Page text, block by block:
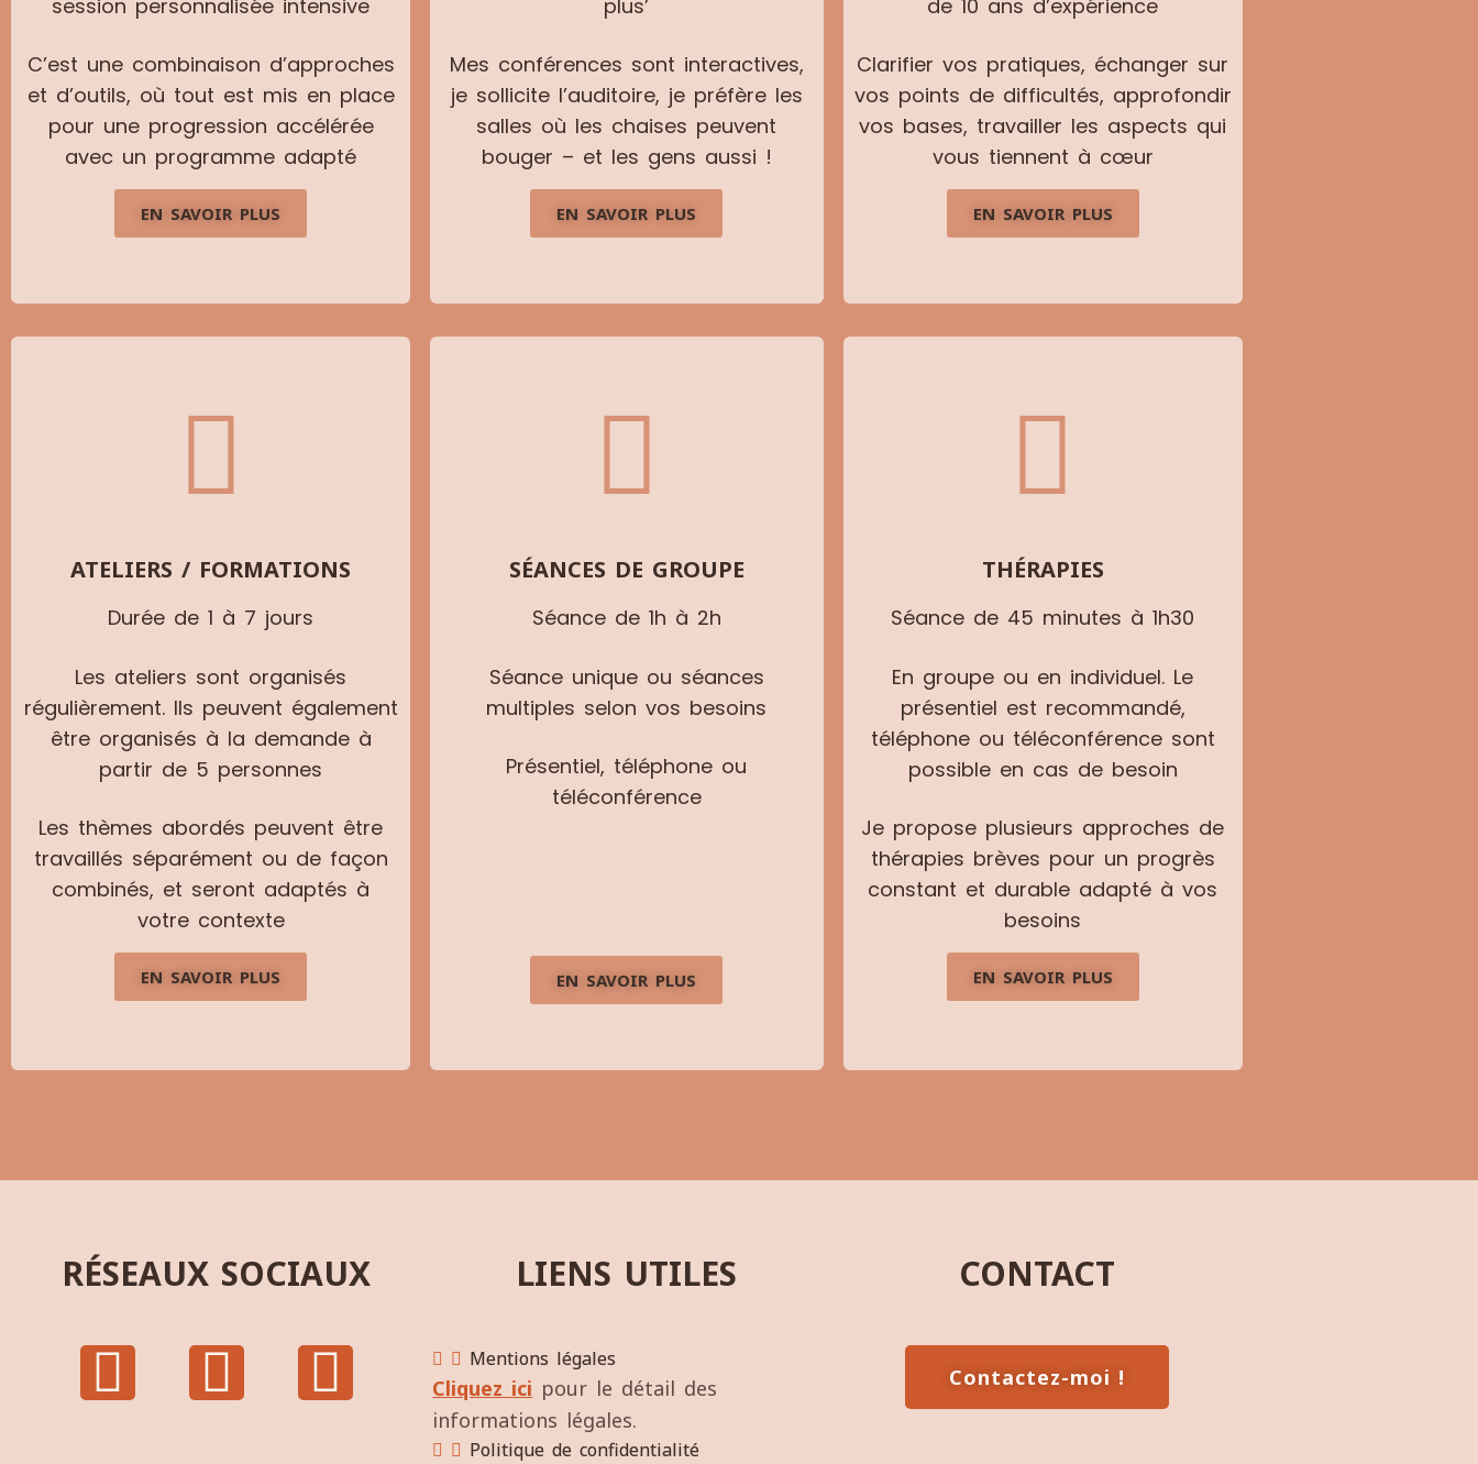
session personnalisée intensive
C’est une combinaison d’approches
et d’outils, où tout est mis en place
pour une progression accélérée
avec un programme adapté
EN SAVOIR PLUS
plus’
Mes conférences sont interactives,
je sollicite l’auditoire, je préfère les
salles où les chaises peuvent
bouger – et les gens aussi !
EN SAVOIR PLUS
de 10 ans d’expérience
Clarifier vos pratiques, échanger sur
vos points de difficultés, approfondir
vos bases, travailler les aspects qui
vous tiennent à cœur
EN SAVOIR PLUS
ATELIERS / FORMATIONS
Durée de 1 à 7 jours
Les ateliers sont organisés
régulièrement. Ils peuvent également
être organisés à la demande à
partir de 5 personnes
Les thèmes abordés peuvent être
travaillés séparément ou de façon
combinés, et seront adaptés à
votre contexte
EN SAVOIR PLUS
SÉANCES DE GROUPE
Séance de 1h à 2h
Séance unique ou séances
multiples selon vos besoins
Présentiel, téléphone ou
téléconférence
EN SAVOIR PLUS
THÉRAPIES
Séance de 45 minutes à 1h30
En groupe ou en individuel. Le
présentiel est recommandé,
téléphone ou téléconférence sont
possible en cas de besoin
Je propose plusieurs approches de
thérapies brèves pour un progrès
constant et durable adapté à vos
besoins
EN SAVOIR PLUS
RÉSEAUX SOCIAUX LIENS UTILES
Mentions légales
Cliquez ici pour le détail des
informations légales.
Politique de confidentialité
CONTACT
Contactez-moi !